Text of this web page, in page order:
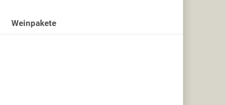
Weinpakete